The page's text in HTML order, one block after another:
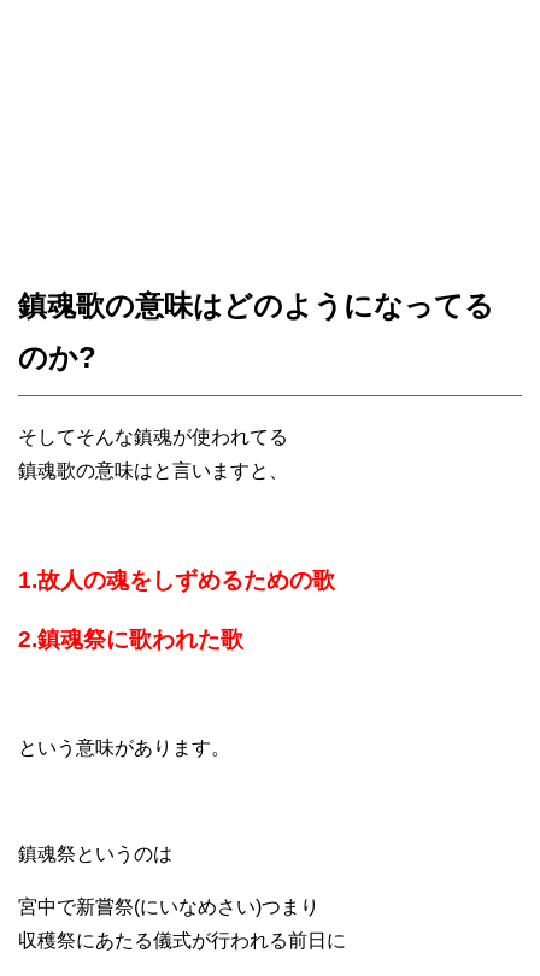
鎮魂歌の意味はどのようになってる
のか?
そしてそんな鎮魂が使われてる
鎮魂歌の意味はと言いますと、
1.故人の魂をしずめるための歌
2.鎮魂祭に歌われた歌
という意味があります。
鎮魂祭というのは
宮中で新嘗祭(にいなめさい)つまり
収穫祭にあたる儀式が行われる前日に